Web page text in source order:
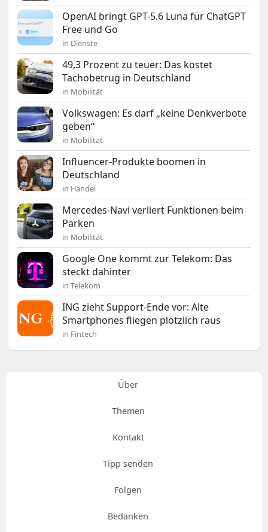
OpenAI bringt GPT-5.6 Luna für ChatGPT
Free und Go
in Dienste
49,3 Prozent zu teuer: Das kostet
Tachobetrug in Deutschland
in Mobilität
Volkswagen: Es darf „keine Denkverbote
geben“
in Mobilität
Influencer-Produkte boomen in
Deutschland
in Handel
Mercedes-Navi verliert Funktionen beim
Parken
in Mobilität
Google One kommt zur Telekom: Das
steckt dahinter
in Telekom
ING zieht Support-Ende vor: Alte
Smartphones fliegen plötzlich raus
in Fintech
Über
Themen
Kontakt
Tipp senden
Folgen
Bedanken